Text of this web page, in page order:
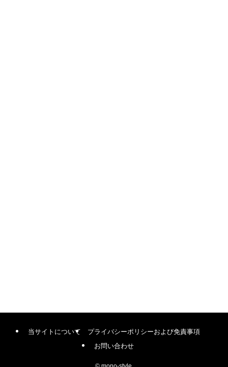
当サイトについて
プライバシーポリシーおよび免責事項
お問い合わせ